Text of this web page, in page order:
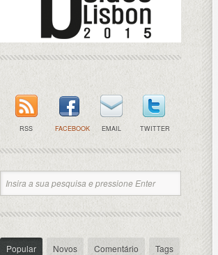
RSS FACEBOOK EMAIL TWITTER
Popular Novos Comentário Tags